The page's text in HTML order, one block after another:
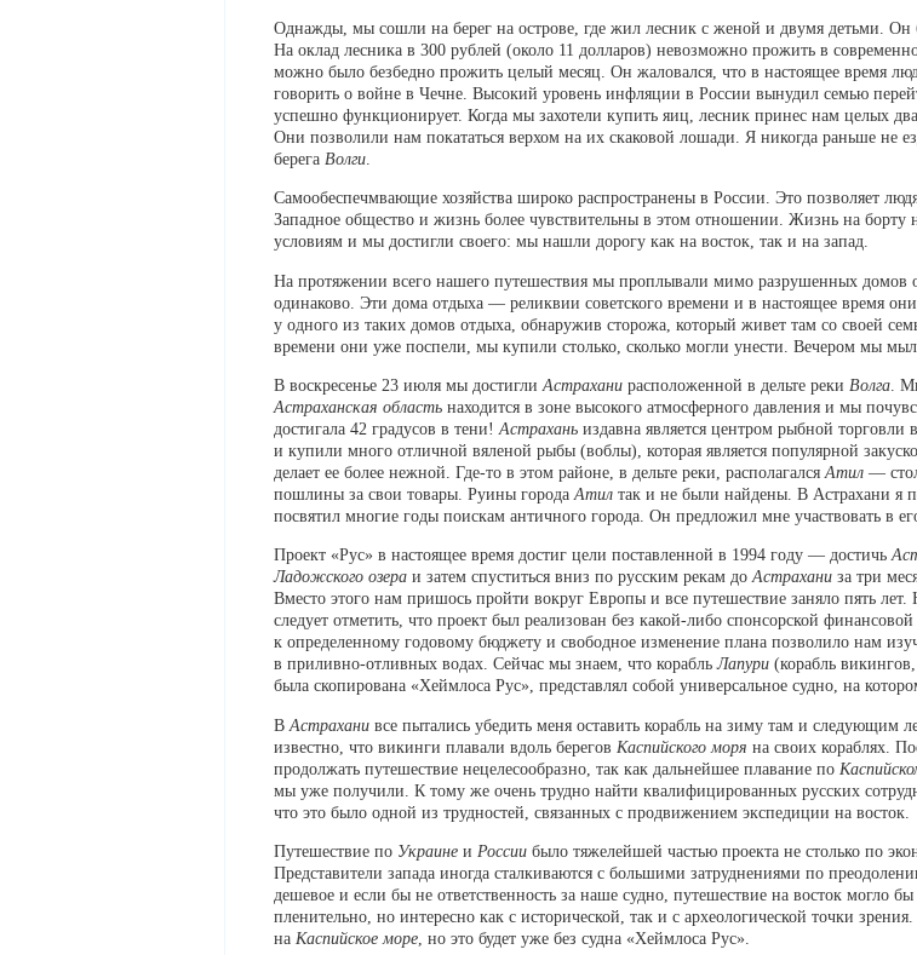
Однажды, мы сошли на берег на острове, где жил лесник с женой и двумя детьми. Он
На оклад лесника в 300 рублей (около 11 долларов) невозможно прожить в
можно было безбедно прожить целый месяц. Он жаловался, что в настоящее время
говорить о войне в Чечне. Высокий уровень инфляции в России вынудил семью
успешно функционирует. Когда мы захотели купить яиц, лесник принес нам целых
Они позволили нам покататься верхом на их скаковой лошади. Я никогда раньше не
берега Волги
Самообеспечмвающие хозяйства широко распространены в России. Это позволяет
Западное общество и жизнь более чувствительны в этом отношении. Жизнь на
условиям и мы достигли своего: мы нашли дорогу как на восток, так и на запад.
На протяжении всего нашего путешествия мы проплывали мимо разрушенных домов
одинаково. Эти дома отдыха — реликвии советского времени и в настоящее время
у одного из таких домов отдыха, обнаружив сторожа, который живет там со своей
времени они уже поспели, мы купили столько, сколько могли унести. Вечером мы
В воскресенье 23 июля мы достигли Астрахани расположенной в дельте реки Волга .
Астраханская область находится в зоне высокого атмосферного давления и мы
достигала 42 градусов в тени! Астрахань издавна является центром рыбной
и купили много отличной вяленой рыбы (воблы), которая является популярной
делает ее более нежной. Где-то в этом районе, в дельте реки, располагался Атил —
пошлины за свои товары. Руины города Атил так и не были найдены. В Астрахани я
посвятил многие годы поискам античного города. Он предложил мне участвовать в
Проект «Рус» в настоящее время достиг цели поставленной в 1994 году — достичь
Ладожского озера и затем спуститься вниз по русским рекам доАстрахани за три
Вместо этого нам пришось пройти вокруг Европы и все путешествие заняло пять
следует отметить, что проект был реализован без какой-либо спонсорской
к определенному годовому бюджету и свободное изменение плана позволило нам
в приливно-отливных водах. Сейчас мы знаем, что корабльЛапури (корабль
была скопирована «Хеймлоса Рус», представлял собой универсальное судно, на
В Астрахани все пытались убедить меня оставить корабль на зиму там и следующим
известно, что викинги плавали вдоль берегов Каспийского моря на своих кораблях.
продолжать путешествие нецелесообразно, так как дальнейшее плавание по
мы уже получили. К тому же очень трудно найти квалифицированных русских
что это было одной из трудностей, связанных с продвижением экспедиции на восток.
Путешествие по Украине и России было тяжелейшей частью проекта не столько по
Представители запада иногда сталкиваются с большими затруднениями по
дешевое и если бы не ответственность за наше судно, путешествие на восток могло
пленительно, но интересно как с исторической, так и с археологической точки
на Каспийское море , но это будет уже без судна «Хеймлоса Рус».